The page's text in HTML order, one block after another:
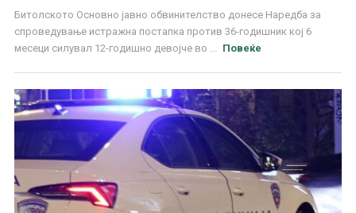
Битолското Основно јавно обвинителство донесе Наредба за
спроведување истражна постапка против 36-годишник кој 6
месеци силувал 12-годишно девојче во ...
Повеќе